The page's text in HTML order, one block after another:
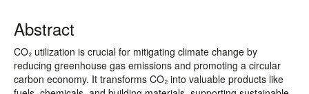
Abstract
CO₂ utilization is crucial for mitigating climate change by
reducing greenhouse gas emissions and promoting a circular
carbon economy. It transforms CO₂ into valuable products like